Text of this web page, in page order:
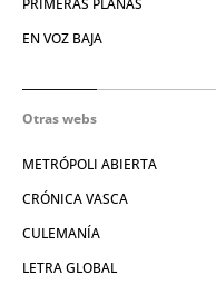
EN VOZ BAJA
Otras webs
METRÓPOLI ABIERTA
CRÓNICA VASCA
CULEMANÍA
LETRA GLOBAL